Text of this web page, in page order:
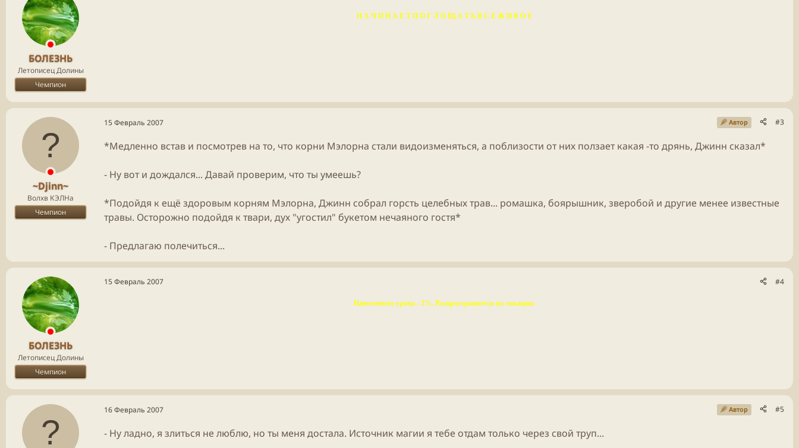
БОЛЕЗНЬ
Летописец Долины
Чемпион
Н А Ч И Н А Е Т П О Г Л О Щ А Т Ь В С Е Ж И В О Е
~Djinn~
Волхв КЭЛНа
Чемпион
15 Февраль 2007 Автор #3
*Медленно встав и посмотрев на то, что корни Мэлорна стали видоизменяться, а поблизости от них ползает какая -то дрянь, Джинн сказал*
- Ну вот и дождался... Давай проверим, что ты умеешь?
*Подойдя к ещё здоровым корням Мэлорна, Джинн собрал горсть целебных трав... ромашка, боярышник, зверобой и другие менее известные
травы. Осторожно подойдя к твари, дух "угостил" букетом нечаяного гостя*
- Предлагаю полечиться...
БОЛЕЗНЬ
Летописец Долины
Чемпион
15 Февраль 2007 #4
Нанесенного урона - 2%. Распространяется по локации.
16 Февраль 2007 Автор #5
- Ну ладно, я злиться не люблю, но ты меня достала. Источник магии я тебе отдам только через свой труп...